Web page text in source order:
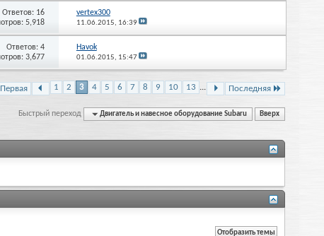
Ответов: 16
5,918
vertex300
11.06.2015, 16:39
Ответов: 4
3,677
Havok
01.06.2015, 15:47
Первая 1 2 3 4 5 6 7 8 9 10 13 ... Последняя
Быстрый переход Двигатель и навесное оборудование Subaru Вверх